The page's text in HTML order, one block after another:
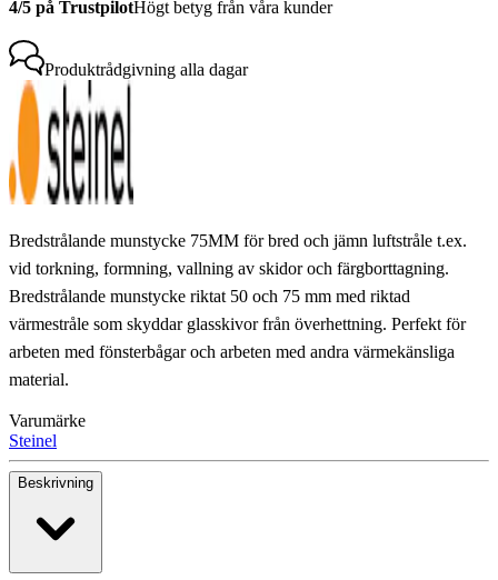
4/5 på TrustpilotHögt betyg från våra kunder
Produktrådgivning alla dagar
Bredstrålande munstycke 75MM för bred och jämn luftstråle t.ex.
vid torkning, formning, vallning av skidor och färgborttagning.
Bredstrålande munstycke riktat 50 och 75 mm med riktad
värmestråle som skyddar glasskivor från överhettning. Perfekt för
arbeten med fönsterbågar och arbeten med andra värmekänsliga
material.
Varumärke
Steinel
Beskrivning